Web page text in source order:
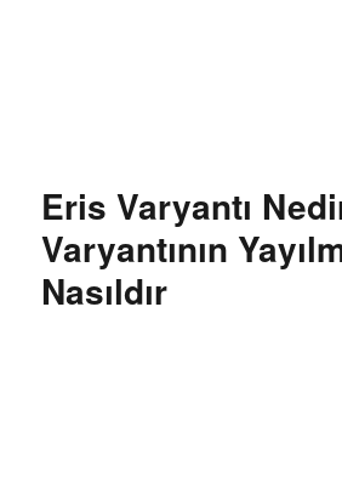
Eris Varyantı
Varyantının
Nasıldır